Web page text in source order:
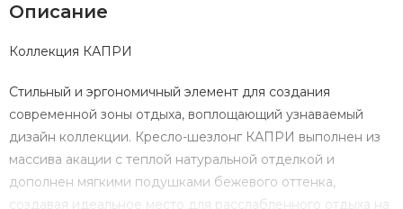
Описание
Коллекция КАПРИ
Стильный и эргономичный элемент для создания
современной зоны отдыха, воплощающий узнаваемый
дизайн коллекции. Кресло-шезлонг КАПРИ выполнен из
массива акации с теплой натуральной отделкой и
дополнен мягкими подушками бежевого оттенка,
создавая идеальное место для расслабленного отдыха на